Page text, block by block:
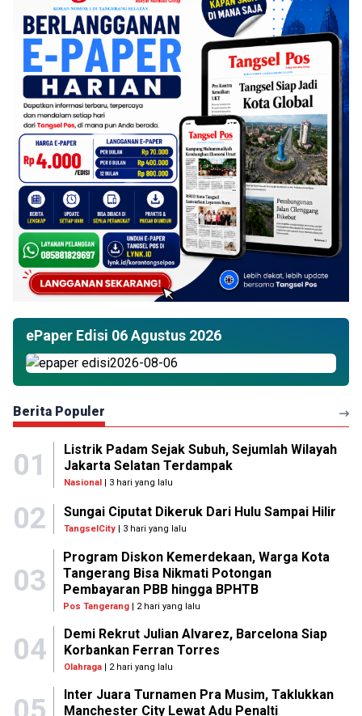
ePaper Edisi 06 Agustus 2026
Berita Populer
01
Listrik Padam Sejak Subuh, Sejumlah Wilayah
Jakarta Selatan Terdampak
Nasional| 3 hari yang lalu
02 Sungai Ciputat Dikeruk Dari Hulu Sampai Hilir
TangselCity | 3 hari yang lalu
03
Program Diskon Kemerdekaan, Warga Kota
Tangerang Bisa Nikmati Potongan
Pembayaran PBB hingga BPHTB
Pos Tangerang | 2 hari yang lalu
04
Demi Rekrut Julian Alvarez, Barcelona Siap
Korbankan Ferran Torres
Olahraga| 2 hari yang lalu
Inter Juara Turnamen Pra Musim, Taklukkan
Manchester City Lewat Adu Penalti